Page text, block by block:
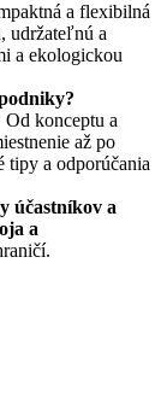
a flexibilná
udržateľnú a
a ekologickou
Od konceptu a
až po
tipy a odporúčania
účastníkov a
a